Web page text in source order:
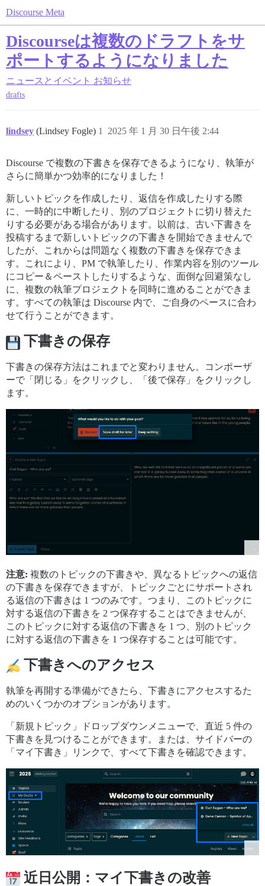
Discourse Meta
Discourseは複数のドラフトをサ
ポートするようになりました
ニュースとイベント お知らせ
drafts
lindsey (Lindsey Fogle) 2025 年 1 月 30 日午後 2:44
1
Discourse で複数の下書きを保存できるようになり、執筆が
さらに簡単かつ効率的になりました！
新しいトピックを作成したり、返信を作成したりする際
に、一時的に中断したり、別のプロジェクトに切り替えた
りする必要がある場合があります。以前は、古い下書きを
投稿するまで新しいトピックの下書きを開始できませんで
したが、これからは問題なく複数の下書きを保存できま
す。これにより、PM で執筆したり、作業内容を別のツール
にコピー＆ペーストしたりするような、面倒な回避策なし
に、複数の執筆プロジェクトを同時に進めることができま
す。すべての執筆は Discourse 内で、ご自身のペースに合わ
せて行うことができます。
下書きの保存
下書きの保存方法はこれまでと変わりません。コンポーザ
ーで「閉じる」をクリックし、「後で保存」をクリックし
ます。
注意: 複数のトピックの下書きや、異なるトピックへの返信
の下書きを保存できますが、トピックごとにサポートされ
る返信の下書きは 1 つのみです。つまり、このトピックに
対する返信の下書きを 2 つ保存することはできませんが、
このトピックに対する返信の下書きを 1 つ、別のトピック
に対する返信の下書きを 1 つ保存することは可能です。
下書きへのアクセス
執筆を再開する準備ができたら、下書きにアクセスするた
めのいくつかのオプションがあります。
「新規トピック」ドロップダウンメニューで、直近 5 件の
下書きを見つけることができます。または、サイドバーの
「マイ下書き」リンクで、すべて下書きを確認できます。
近日公開：マイ下書きの改善